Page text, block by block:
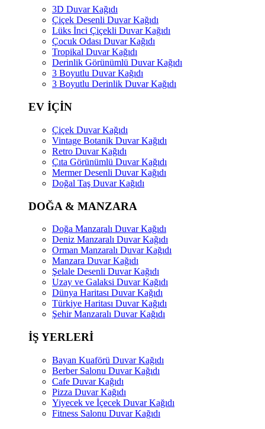
3D Duvar Kağıdı
Çiçek Desenli Duvar Kağıdı
Lüks İnci Çiçekli Duvar Kağıdı
Çocuk Odası Duvar Kağıdı
Tropikal Duvar Kağıdı
Derinlik Görünümlü Duvar Kağıdı
3 Boyutlu Duvar Kağıdı
3 Boyutlu Derinlik Duvar Kağıdı
EV İÇİN
Çiçek Duvar Kağıdı
Vintage Botanik Duvar Kağıdı
Retro Duvar Kağıdı
Çıta Görünümlü Duvar Kağıdı
Mermer Desenli Duvar Kağıdı
Doğal Taş Duvar Kağıdı
DOĞA & MANZARA
Doğa Manzaralı Duvar Kağıdı
Deniz Manzaralı Duvar Kağıdı
Orman Manzaralı Duvar Kağıdı
Manzara Duvar Kağıdı
Şelale Desenli Duvar Kağıdı
Uzay ve Galaksi Duvar Kağıdı
Dünya Haritası Duvar Kağıdı
Türkiye Haritası Duvar Kağıdı
Şehir Manzaralı Duvar Kağıdı
İŞ YERLERİ
Bayan Kuaförü Duvar Kağıdı
Berber Salonu Duvar Kağıdı
Cafe Duvar Kağıdı
Pizza Duvar Kağıdı
Yiyecek ve İçecek Duvar Kağıdı
Fitness Salonu Duvar Kağıdı